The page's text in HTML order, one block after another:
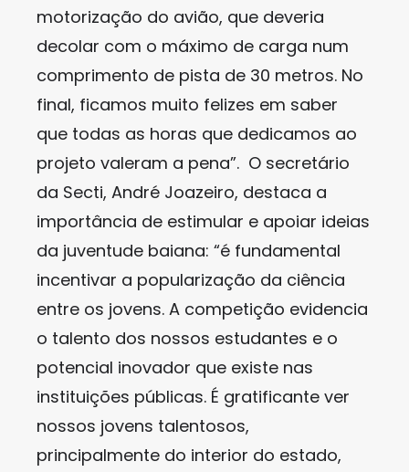
motorização do avião, que deveria
decolar com o máximo de carga num
comprimento de pista de 30 metros. No
final, ficamos muito felizes em saber
que todas as horas que dedicamos ao
projeto valeram a pena”. O secretário
da Secti, André Joazeiro, destaca a
importância de estimular e apoiar ideias
da juventude baiana: “é fundamental
incentivar a popularização da ciência
entre os jovens. A competição evidencia
o talento dos nossos estudantes e o
potencial inovador que existe nas
instituições públicas. É gratificante ver
nossos jovens talentosos,
principalmente do interior do estado,